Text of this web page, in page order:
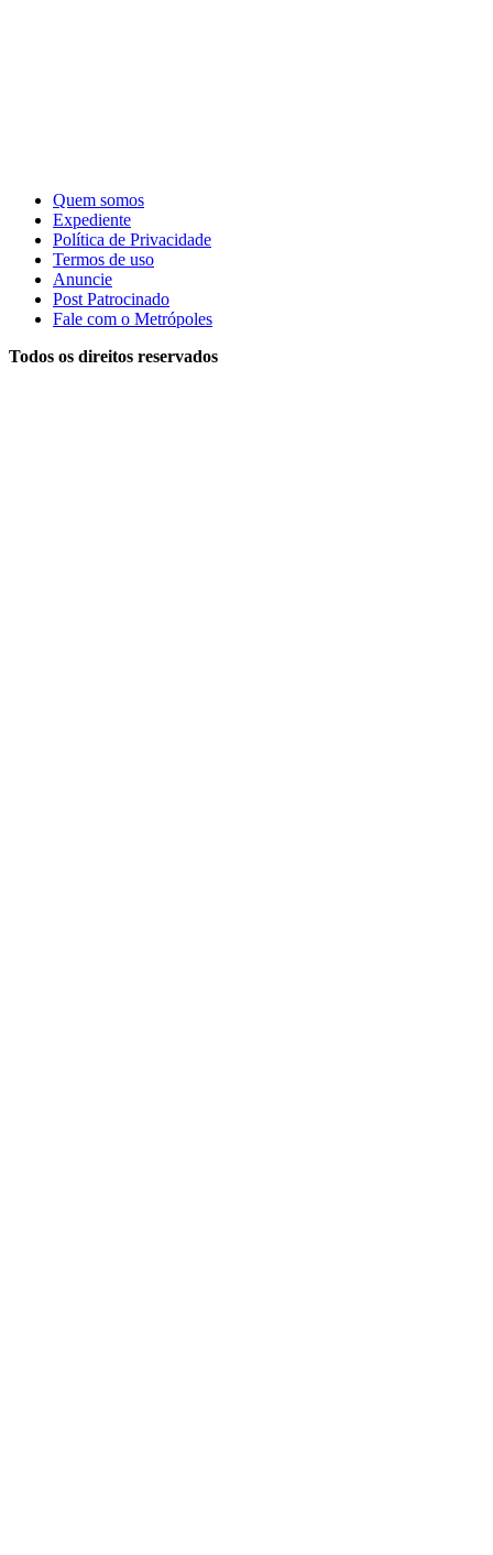
Quem somos
Expediente
Política de Privacidade
Termos de uso
Anuncie
Post Patrocinado
Fale com o Metrópoles
Todos os direitos reservados